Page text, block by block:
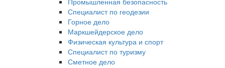
Специалист по геодезии
Горное дело
Маркшейдерское дело
Физическая культура и спорт
Специалист по туризму
Сметное дело